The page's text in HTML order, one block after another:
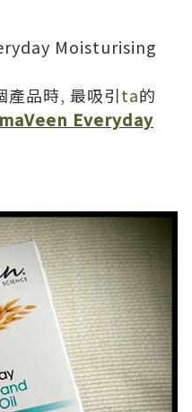
Moisturising
產品時, 最吸引ta的
Everyday